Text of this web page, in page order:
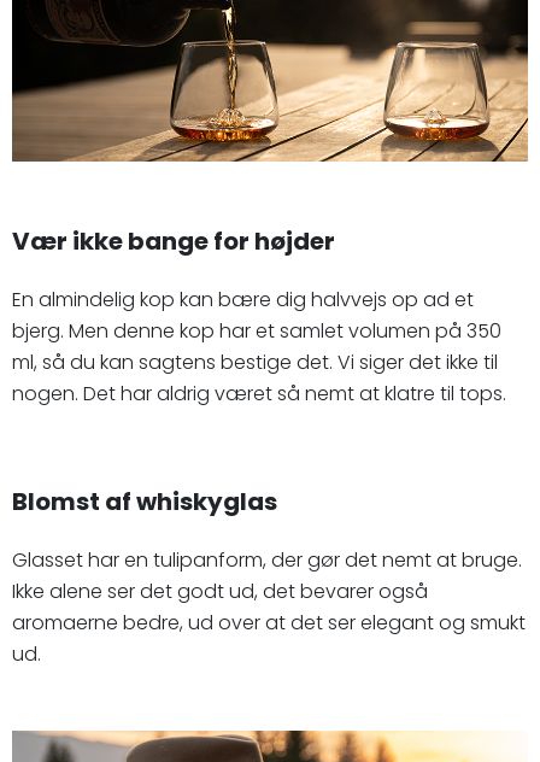
Vær ikke bange for højder
En almindelig kop kan bære dig halvvejs op ad et
bjerg. Men denne kop har et samlet volumen på 350
ml, så du kan sagtens bestige det. Vi siger det ikke til
nogen. Det har aldrig været så nemt at klatre til tops.
Blomst af whiskyglas
Glasset har en tulipanform, der gør det nemt at bruge.
Ikke alene ser det godt ud, det bevarer også
aromaerne bedre, ud over at det ser elegant og smukt
ud.